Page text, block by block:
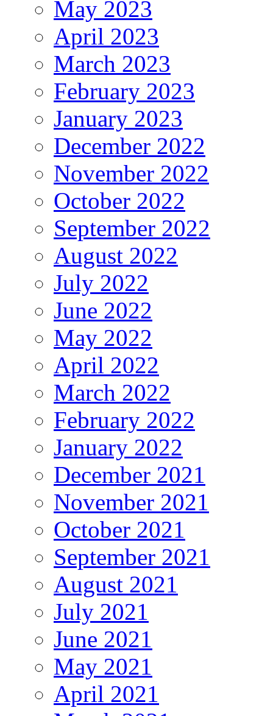
May 2023
April 2023
March 2023
February 2023
January 2023
December 2022
November 2022
October 2022
September 2022
August 2022
July 2022
June 2022
May 2022
April 2022
March 2022
February 2022
January 2022
December 2021
November 2021
October 2021
September 2021
August 2021
July 2021
June 2021
May 2021
April 2021